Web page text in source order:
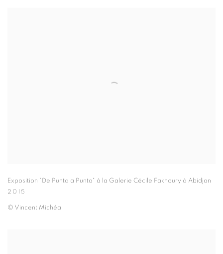
Exposition "De Punta a Punta" à la Galerie Cécile Fakhoury à Abidjan
2015
© Vincent Michéa